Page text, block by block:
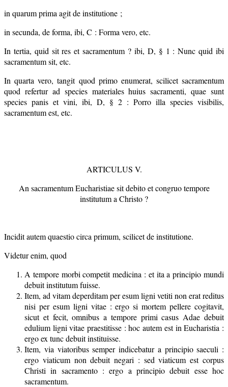
in quarum prima agit de institutione ;
in secunda, de forma, ibi, C : Forma vero, etc.
In tertia, quid sit res et sacramentum ? ibi, D, § 1 : Nunc quid ibi
sacramentum sit, etc.
In quarta vero, tangit quod primo enumerat, scilicet sacramentum
quod refertur ad species materiales huius sacramenti, quae sunt
species panis et vini, ibi, D, § 2 : Porro illa species visibilis,
sacramentum est, etc.
ARTICULUS V.
An sacramentum Eucharistiae sit debito et congruo tempore
institutum a Christo ?
Incidit autem quaestio circa primum, scilicet de institutione.
Videtur enim, quod
A tempore morbi competit medicina : et ita a principio mundi
debuit institutum fuisse.
Item, ad vitam deperditam per esum ligni vetiti non erat reditus
nisi per esum ligni vitae : ergo si mortem pellere cogitavit,
sicut et fecit, omnibus a tempore primi casus Adae debuit
edulium ligni vitae praestitisse : hoc autem est in Eucharistia :
ergo ex tunc debuit instituisse.
Item, via viatoribus semper indicebatur a principio saeculi :
ergo viaticum non debuit negari : sed viaticum est corpus
Christi in sacramento : ergo a principio debuit esse hoc
sacramentum.